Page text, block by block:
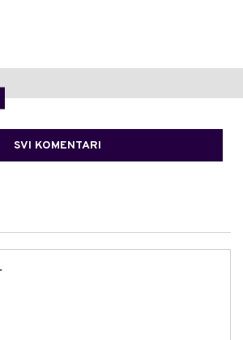
SVI KOMENTARI